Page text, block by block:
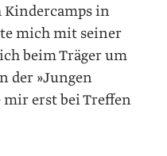
in
mich mit seiner
beim Träger um
der »Jungen
erst bei Treffen